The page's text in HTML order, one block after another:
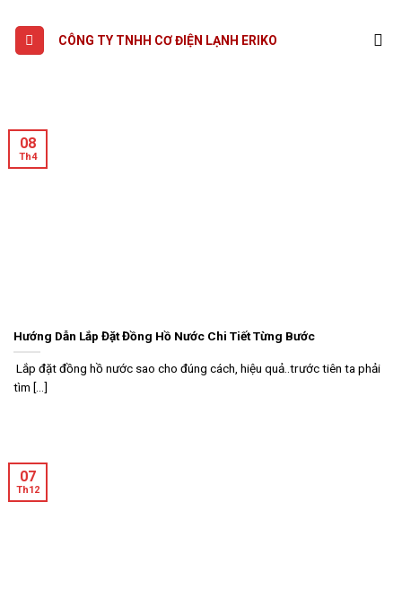
content
CÔNG TY TNHH CƠ ĐIỆN LẠNH ERIKO
Hướng Dẫn Lắp Đặt Đồng Hồ Nước Chi Tiết Từng Bước
Lắp đặt đồng hồ nước sao cho đúng cách, hiệu quả..trước tiên ta phải
tìm [...]
08
Th4
07
Th12